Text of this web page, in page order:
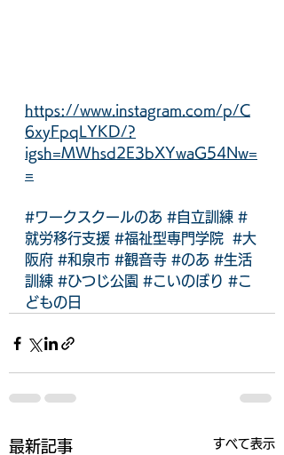
https://www.instagram.com/p/C
6xyFpqLYKD/?
igsh=MWhsd2E3bXYwaG54Nw=
=
#ワークスクールのあ #自立訓練 #
就労移行支援 #福祉型専門学院
#大
阪府 #和泉市 #観音寺 #のあ #生活
訓練 #ひつじ公園 #こいのぼり #こ
どもの日
最新記事 すべて表示